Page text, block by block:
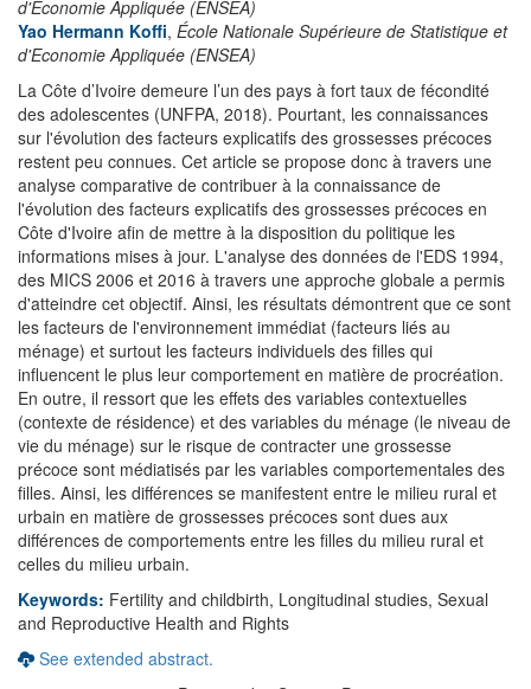
d'Economie Appliquée (ENSEA)
Yao Hermann Koffi, École Nationale Supérieure de Statistique et
d'Economie Appliquée (ENSEA)
La Côte d’Ivoire demeure l’un des pays à fort taux de fécondité
des adolescentes (UNFPA, 2018). Pourtant, les connaissances
sur l'évolution des facteurs explicatifs des grossesses précoces
restent peu connues. Cet article se propose donc à travers une
analyse comparative de contribuer à la connaissance de
l'évolution des facteurs explicatifs des grossesses précoces en
Côte d'Ivoire afin de mettre à la disposition du politique les
informations mises à jour. L'analyse des données de l'EDS 1994,
des MICS 2006 et 2016 à travers une approche globale a permis
d'atteindre cet objectif. Ainsi, les résultats démontrent que ce sont
les facteurs de l'environnement immédiat (facteurs liés au
ménage) et surtout les facteurs individuels des filles qui
influencent le plus leur comportement en matière de procréation.
En outre, il ressort que les effets des variables contextuelles
(contexte de résidence) et des variables du ménage (le niveau de
vie du ménage) sur le risque de contracter une grossesse
précoce sont médiatisés par les variables comportementales des
filles. Ainsi, les différences se manifestent entre le milieu rural et
urbain en matière de grossesses précoces sont dues aux
différences de comportements entre les filles du milieu rural et
celles du milieu urbain.
Keywords: Fertility and childbirth, Longitudinal studies, Sexual
and Reproductive Health and Rights
See extended abstract.